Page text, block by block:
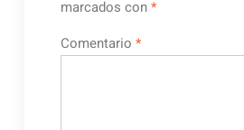
marcados con*
Comentario *